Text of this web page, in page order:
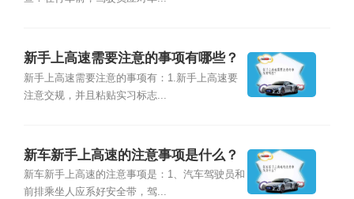
新手上高速需要注意的事项有哪些？
新手上高速需要注意的事项有：1.新手上高速要
注意交规，并且粘贴实习标志...
新车新手上高速的注意事项是什么？
新车新手上高速的注意事项是：1、汽车驾驶员和
前排乘坐人应系好安全带，驾...